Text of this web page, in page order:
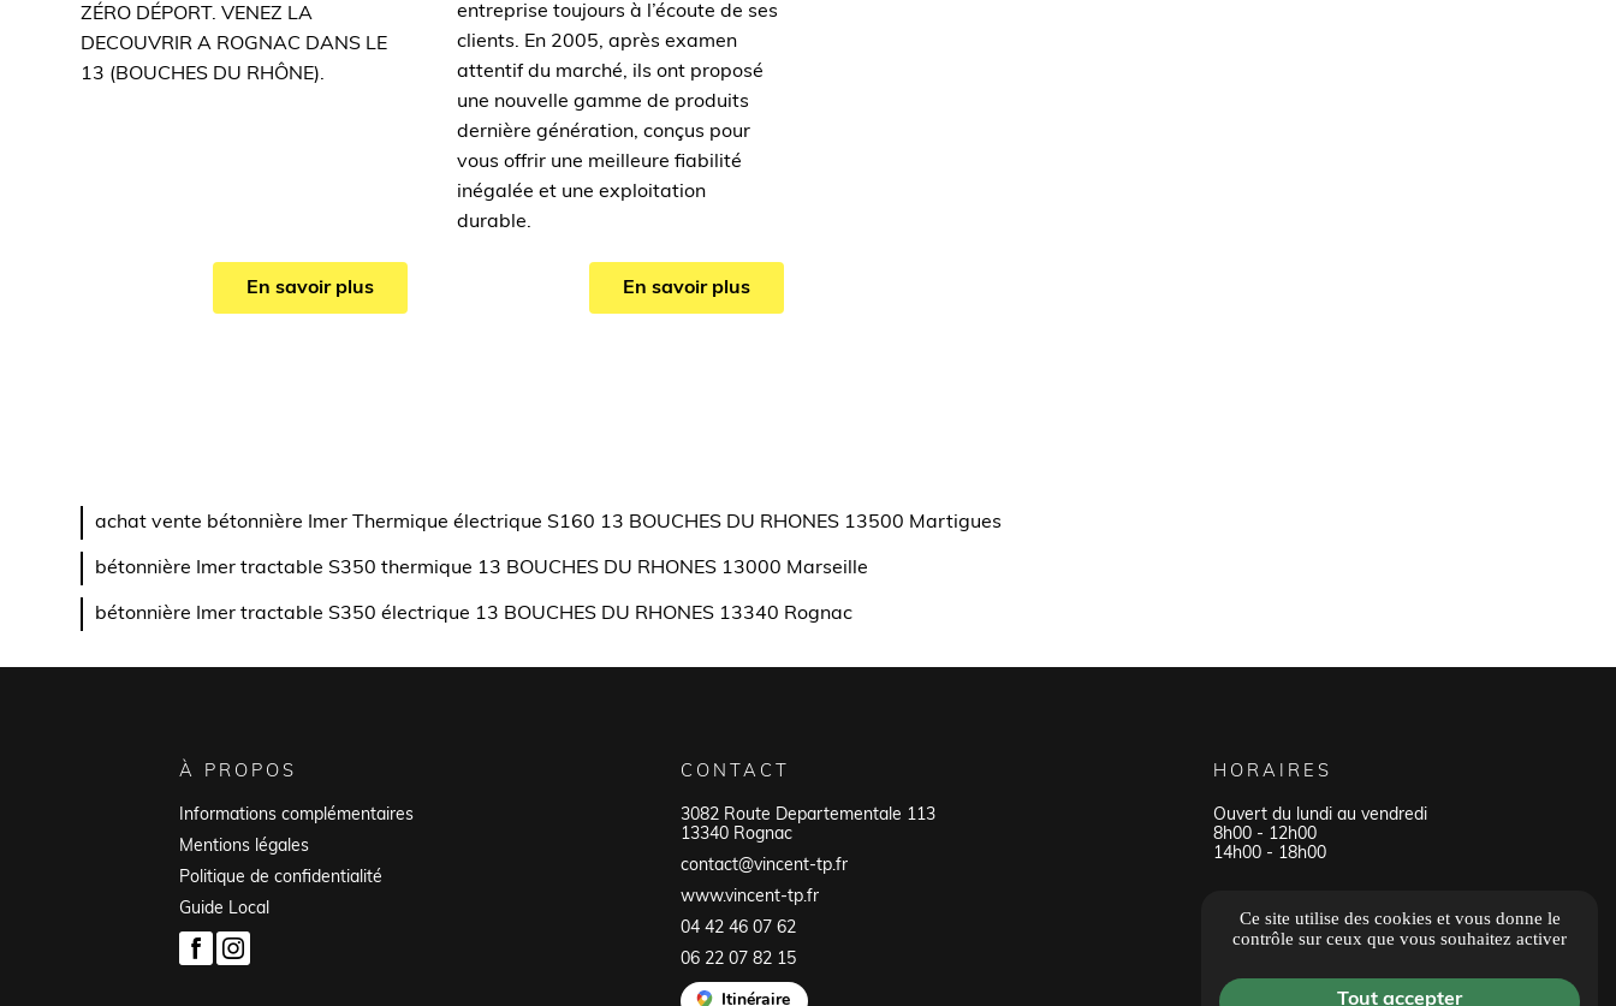
ZÉRO DÉPORT. VENEZ LA
DECOUVRIR A ROGNAC DANS LE
13 (BOUCHES DU RHÔNE).
En savoir plus
entreprise toujours à l’écoute de ses
clients. En 2005, après examen
attentif du marché, ils ont proposé
une nouvelle gamme de produits
dernière génération, conçus pour
vous offrir une meilleure fiabilité
inégalée et une exploitation
durable.
En savoir plus
achat vente bétonnière Imer Thermique électrique S160 13 BOUCHES DU RHONES 13500 Martigues
bétonnière Imer tractable S350 thermique 13 BOUCHES DU RHONES 13000 Marseille
bétonnière Imer tractable S350 électrique 13 BOUCHES DU RHONES 13340 Rognac
À PROPOS
Informations complémentaires
Mentions légales
Politique de confidentialité
Guide Local
CONTACT
3082 Route Departementale 113
13340 Rognac
contact@vincent-tp.fr
www.vincent-tp.fr
04 42 46 07 62
06 22 07 82 15
Itinéraire
HORAIRES
Ouvert du lundi au vendredi
8h00 - 12h00
14h00 - 18h00
Ce site utilise des cookies et vous donne le
contrôle sur ceux que vous souhaitez activer
Tout accepter